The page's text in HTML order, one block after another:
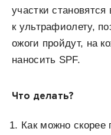
участки
к ультрафиолету,
ожоги пройдут, на
наносить SPF.
Что делать?
Как можно